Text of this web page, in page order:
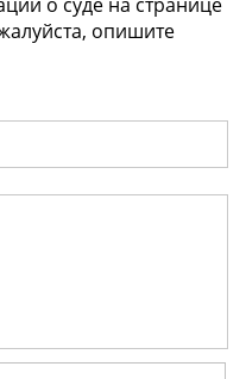
опишите